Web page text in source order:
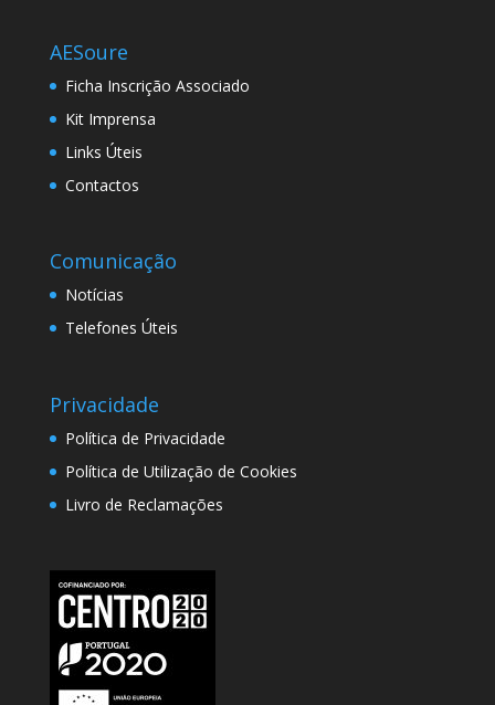
AESoure
Ficha Inscrição Associado
Kit Imprensa
Links Úteis
Contactos
Comunicação
Notícias
Telefones Úteis
Privacidade
Política de Privacidade
Política de Utilização de Cookies
Livro de Reclamações